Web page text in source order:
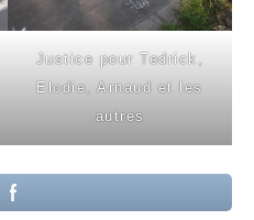
Justice pour Tedrick,
Elodie, Arnaud et les
autres